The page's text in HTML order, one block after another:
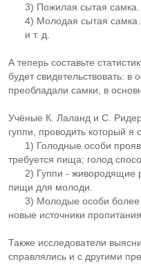
3) Пожилая сытая самка.
4) Молодая сытая
и т. д.
А теперь составьте
будет свидетельствовать:
преобладали самки, в
Учёные К. Лаланд и С.
гуппи, проводить который я
1) Голодные особи
требуется пища; голод
2) Гуппи - живородящие
пищи для молоди.
3) Молодые особи более
новые источники
Также исследователи
справлялись и с другими